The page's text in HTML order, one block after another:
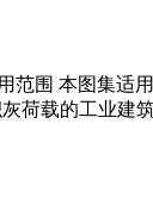
范围 本图集
荷载的工业建